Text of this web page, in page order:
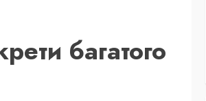
багатого